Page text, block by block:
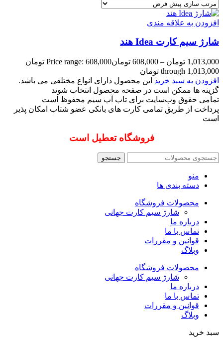
افزودن به علاقه مندی
شارژ سیم کارت Idea هند
1,013,000 تومان –
608,000 تومان
Price range: 608,000 تومان
through 1,013,000 تومان
افزودن به سبد خرید این محصول دارای انواع مختلفی می باشد.
گزینه ها ممکن است در صفحه محصول انتخاب شوند
تمامی حقوق وب‌سایت برای تاپ آپ سیم محفوظ است
پرداخت از طریق تمامی کارت های بانکی عضو شتاب امکان پذیر
است
فروشگاه تعطیل است
جستجو
منو
دسته بندی ها
محصولات فروشگاه
شارژ سیم کارت جهانی
درباره ما
تماس با ما
قوانین و مقررات
وبلاگ
محصولات فروشگاه
شارژ سیم کارت جهانی
درباره ما
تماس با ما
قوانین و مقررات
وبلاگ
سبد خرید